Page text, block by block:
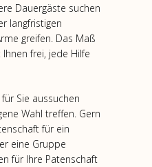
Dauergäste suchen
langfristigen
greifen. Das Maß
frei, jede Hilfe
Sie aussuchen
Wahl treffen. Gern
für ein
eine Gruppe
für Ihre Patenschaft